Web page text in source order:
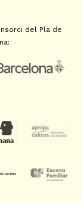
del Pla de